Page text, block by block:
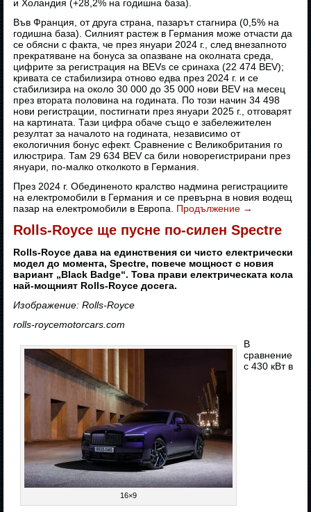
и Холандия (+28,2% на годишна база).
Във Франция, от друга страна, пазарът стагнира (0,5% на
годишна база). Силният растеж в Германия може отчасти да
се обясни с факта, че през януари 2024 г., след внезапното
прекратяване на бонуса за опазване на околната среда,
цифрите за регистрация на BEVs се сринаха (22 474 BEV);
кривата се стабилизира отново едва през 2024 г. и се
стабилизира на около 30 000 до 35 000 нови BEV на месец
през втората половина на годината. По този начин 34 498
нови регистрации, постигнати през януари 2025 г., отговарят
на картината. Тази цифра обаче също е забележителен
резултат за началото на годината, независимо от
екологичния бонус ефект. Сравнение с Великобритания го
илюстрира. Там 29 634 BEV са били новорегистрирани през
януари, по-малко отколкото в Германия.
През 2024 г. Обединеното кралство надмина регистрациите
на електромобили в Германия и се превърна в новия водещ
пазар на електромобили в Европа. Продължение →
Rolls-Royce ще пусне по-силен Spectre
Rolls-Royce дава на единствения си чисто електрически
модел до момента, Spectre, повече мощност с новия
вариант „Black Badge“. Това прави електрическата кола
най-мощният Rolls-Royce досега.
Изображение: Rolls-Royce
rolls-roycemotorcars.com
16×9
В
сравнение
с 430 кВт в